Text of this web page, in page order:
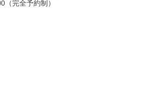
完全予約制）